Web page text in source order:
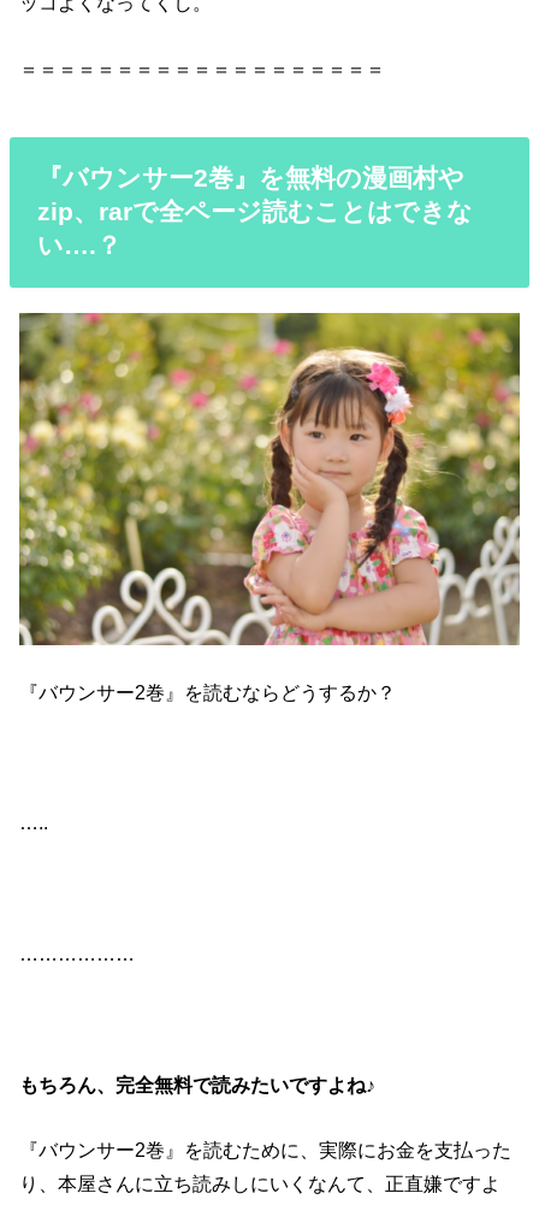
＝＝＝＝＝＝＝＝＝＝＝＝＝＝＝＝＝＝＝
『バウンサー2巻』を無料の漫画村や
zip、rarで全ページ読むことはできな
い….？
『バウンサー2巻』を読むならどうするか？
…..
………………
もちろん、完全無料で読みたいですよね♪
『バウンサー2巻』を読むために、実際にお金を支払った
り、本屋さんに立ち読みしにいくなんて、正直嫌ですよ